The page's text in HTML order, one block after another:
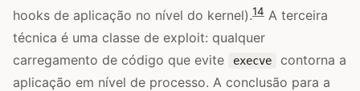
hooks de aplicação no nível do kernel).14 A terceira
técnica é uma classe de exploit: qualquer
carregamento de código que evite
execve
contorna a
aplicação em nível de processo. A conclusão para a